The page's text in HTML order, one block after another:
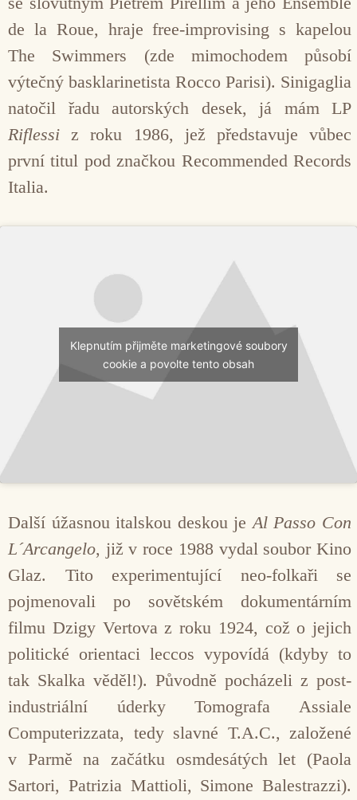
de la Roue, hraje free-improvising s kapelou
The Swimmers (zde mimochodem působí
výtečný basklarinetista Rocco Parisi). Sinigaglia
natočil řadu autorských desek, já mám LP
Riflessi z roku 1986, jež představuje vůbec
první titul pod značkou Recommended Records
Italia.
Klepnutím přijměte marketingové soubory
cookie a povolte tento obsah
Další úžasnou italskou deskou je Al Passo Con
L´Arcangelo, již v roce 1988 vydal soubor Kino
Glaz. Tito experimentující neo-folkaři se
pojmenovali po sovětském dokumentárním
filmu Dzigy Vertova z roku 1924, což o jejich
politické orientaci leccos vypovídá (kdyby to
tak Skalka věděl!). Původně pocházeli z post-
industriální úderky Tomografa Assiale
Computerizzata, tedy slavné T.A.C., založené
v Parmě na začátku osmdesátých let (Paola
Sartori, Patrizia Mattioli, Simone Balestrazzi).